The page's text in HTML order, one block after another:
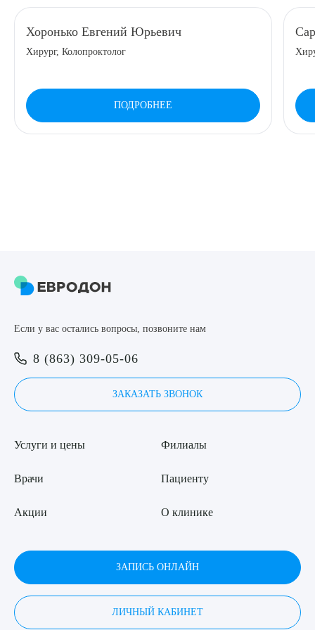
8 (863) 309-05-06
ЗАПИСЬ ОНЛАЙН
Хоронько Евгений Юрьевич
Хирург, Колопроктолог
ПОДРОБНЕЕ
Если у вас остались вопросы, позвоните нам
8 (863) 309-05-06
ЗАКАЗАТЬ ЗВОНОК
Услуги и цены
Врачи
Акции
Филиалы
Пациенту
О клинике
ЗАПИСЬ ОНЛАЙН
ЛИЧНЫЙ КАБИНЕТ
Я даю согласие наобработку персональных данных